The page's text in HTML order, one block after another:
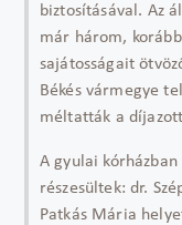
biztosításával. Az
már három,
sajátosságait
Békés vármegye
méltatták a
A gyulai
részesültek: dr.
Patkás Mária